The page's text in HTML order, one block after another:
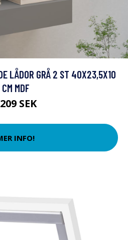
LÅDOR GRÅ 2 ST 40X23,5X10
CM MDF
SEK
INFO!